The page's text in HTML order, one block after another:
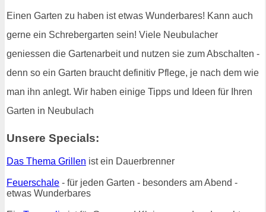
Einen Garten zu haben ist etwas Wunderbares! Kann auch
gerne ein Schrebergarten sein! Viele Neubulacher
geniessen die Gartenarbeit und nutzen sie zum Abschalten -
denn so ein Garten braucht definitiv Pflege, je nach dem wie
man ihn anlegt. Wir haben einige Tipps und Ideen für Ihren
Garten in Neubulach
Unsere Specials:
Das Thema Grillen ist ein Dauerbrenner
Feuerschale - für jeden Garten - besonders am Abend -
etwas Wunderbares